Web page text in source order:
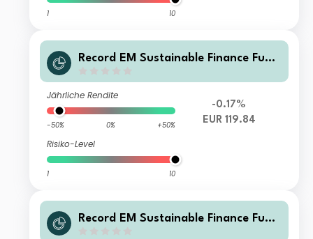
1 10
Record EM Sustainable Finance Fund
Jährliche Rendite
-50% 0% +50%
Risiko-Level
1 10
-0.17%
EUR 119.84
Record EM Sustainable Finance Fund